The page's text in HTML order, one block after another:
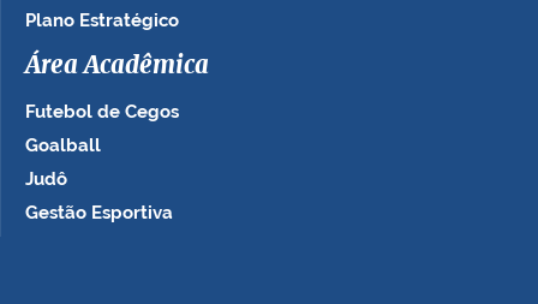
Plano Estratégico
Área Acadêmica
Futebol de Cegos
Goalball
Judô
Gestão Esportiva